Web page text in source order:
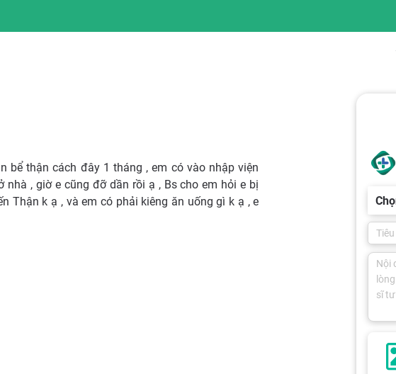
bể thận cách đây 1 tháng , em có vào nhập viện
nhà , giờ e cũng đỡ dần rồi ạ , Bs cho em hỏi e bị
Thận k ạ , và em có phải kiêng ăn uống gì k ạ , e